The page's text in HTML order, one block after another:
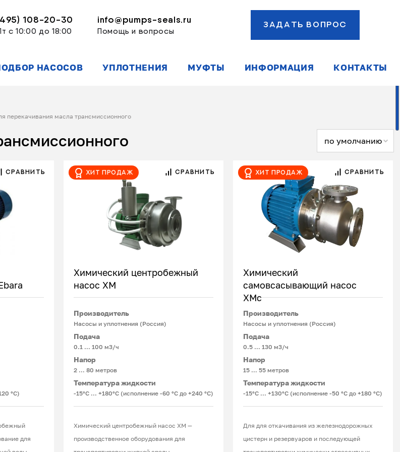
108-20-30
с 10:00 до 18:00
info@pumps-seals.ru
Помощь и вопросы
ЗАДАТЬ ВОПРОС
НАСОСОВ УПЛОТНЕНИЯ МУФТЫ ИНФОРМАЦИЯ КОНТАКТЫ
перекачивания масла трансмиссионного
по умолчанию
СРАВНИТЬ
°C)
для
Хит продаж СРАВНИТЬ
Химический центробежный
насос ХМ
Производитель
Насосы и уплотнения (Россия)
Подача
0.1 ... 100 м3/ч
Напор
2 … 80 метров
Температура жидкости
-15°С ... +180°С (исполнение -60 °С до +240 °С)
Химический центробежный насос ХМ —
производственное оборудования для
Хит продаж СРАВНИТЬ
Химический
самовсасывающий насос
ХМс
Производитель
Насосы и уплотнения (Россия)
Подача
0.5 ... 130 м3/ч
Напор
15 … 55 метров
Температура жидкости
-15°С ... +130°С (исполнение -50 °С до +180 °С)
Для для откачивания из железнодорожных
цистерн и резервуаров и последующей